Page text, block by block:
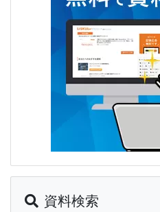
資料検索